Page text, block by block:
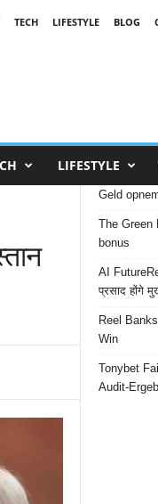
TECH LIFESTYLE BLOG
LIFESTYLE
Geld
The Green
bonus
AI
प्रसाद होंगे
Reel
Win
Tonybet
Audit-